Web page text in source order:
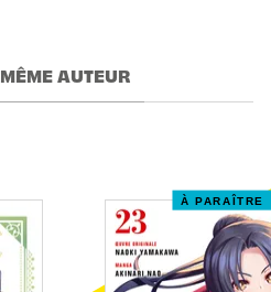
MÊME AUTEUR
À PARAÎTRE